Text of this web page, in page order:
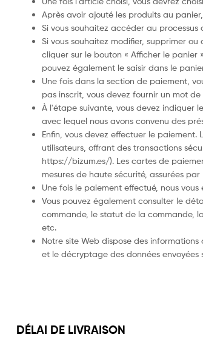
Après avoir ajouté les produits au
Si vous souhaitez accéder au
Si vous souhaitez modifier, supprimer
cliquer sur le bouton « Afficher le panier
pouvez également le saisir dans le
Une fois dans la section de paiement,
pas inscrit, vous devez fournir un mot
À l'étape suivante, vous devez indiquer
avec lequel nous avons convenu des
Enfin, vous devez effectuer le
utilisateurs, offrant des transactions
https://bizum.es/). Les cartes de
mesures de haute sécurité, assurées
Une fois le paiement effectué, nous
Vous pouvez également consulter le
commande, le statut de la commande,
etc.
Notre site Web dispose des
et le décryptage des données
DÉLAI DE LIVRAISON